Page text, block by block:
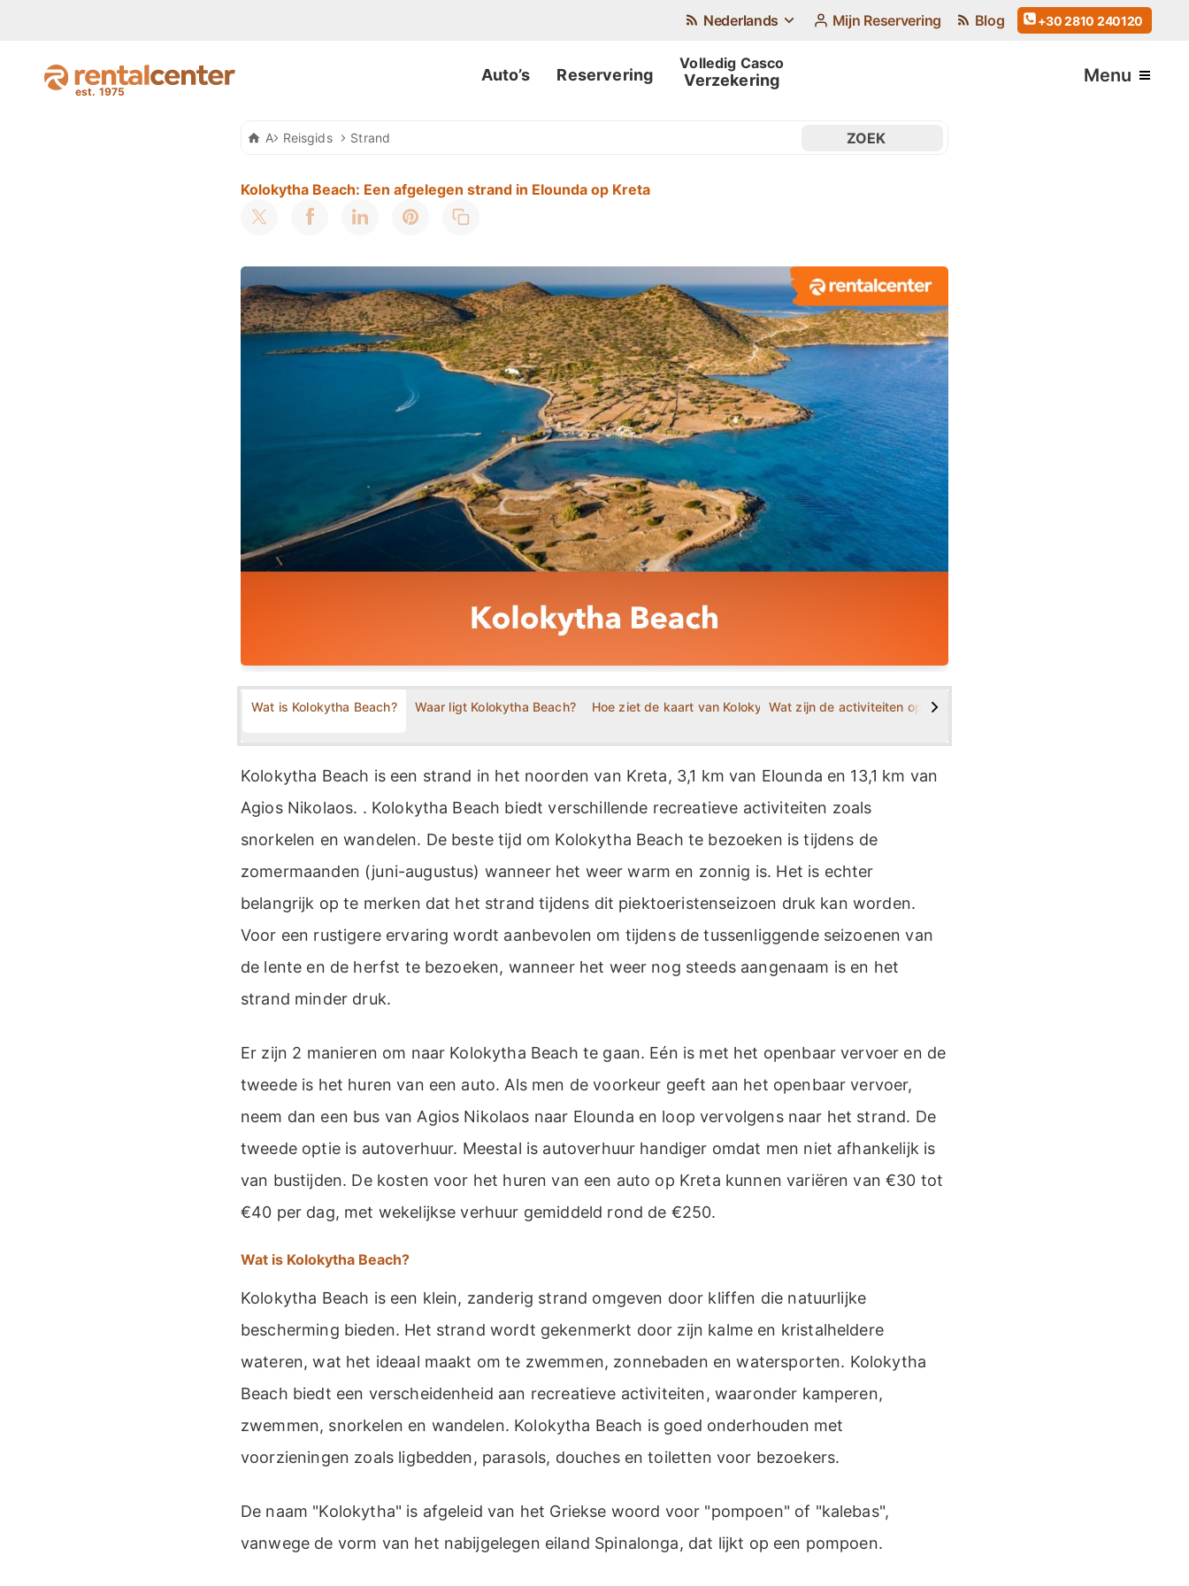
Auto Huren Kreta
Reisgids Strand
Kolokytha Beach: Een afgelegen strand in Elounda op Kreta
Wat is Kolokytha Beach? Waar ligt Kolokytha Beach? Hoe ziet de kaart van Kolokytha Beach eruit?Wat zijn de activiteiten op Kolokytha Beach?
Kolokytha Beach is een strand in het noorden van Kreta, 3,1 km van Elounda en 13,1 km van
Agios Nikolaos. . Kolokytha Beach biedt verschillende recreatieve activiteiten zoals
snorkelen en wandelen. De beste tijd om Kolokytha Beach te bezoeken is tijdens de
zomermaanden (juni-augustus) wanneer het weer warm en zonnig is. Het is echter
belangrijk op te merken dat het strand tijdens dit piektoeristenseizoen druk kan worden.
Voor een rustigere ervaring wordt aanbevolen om tijdens de tussenliggende seizoenen van
de lente en de herfst te bezoeken, wanneer het weer nog steeds aangenaam is en het
strand minder druk.
Er zijn 2 manieren om naar Kolokytha Beach te gaan. Eén is met het openbaar vervoer en de
tweede is het huren van een auto. Als men de voorkeur geeft aan het openbaar vervoer,
neem dan een bus van Agios Nikolaos naar Elounda en loop vervolgens naar het strand. De
tweede optie is autoverhuur. Meestal is autoverhuur handiger omdat men niet afhankelijk is
van bustijden. De kosten voor het huren van een auto op Kreta kunnen variëren van €30 tot
€40 per dag, met wekelijkse verhuur gemiddeld rond de €250.
Wat is Kolokytha Beach?
Kolokytha Beach is een klein, zanderig strand omgeven door kliffen die natuurlijke
bescherming bieden. Het strand wordt gekenmerkt door zijn kalme en kristalheldere
wateren, wat het ideaal maakt om te zwemmen, zonnebaden en watersporten. Kolokytha
Beach biedt een verscheidenheid aan recreatieve activiteiten, waaronder kamperen,
zwemmen, snorkelen en wandelen. Kolokytha Beach is goed onderhouden met
voorzieningen zoals ligbedden, parasols, douches en toiletten voor bezoekers.
De naam "Kolokytha" is afgeleid van het Griekse woord voor "pompoen" of "kalebas",
vanwege de vorm van het nabijgelegen eiland Spinalonga, dat lijkt op een pompoen.
Nederlands Mijn Reservering Blog +30 2810 240120
Auto’s Reservering Verzekering Menu